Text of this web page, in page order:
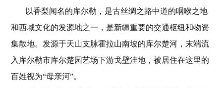
以香梨闻名的库尔勒，是古丝绸之路中道的咽喉之地
和西域文化的发源地之一，是新疆重要的交通枢纽和物资
集散地。发源于天山支脉霍拉山南坡的库尔楚河，末端流
入库尔勒市库尔楚园艺场下游戈壁洼地，被居住在这里的
百姓视为“母亲河”。